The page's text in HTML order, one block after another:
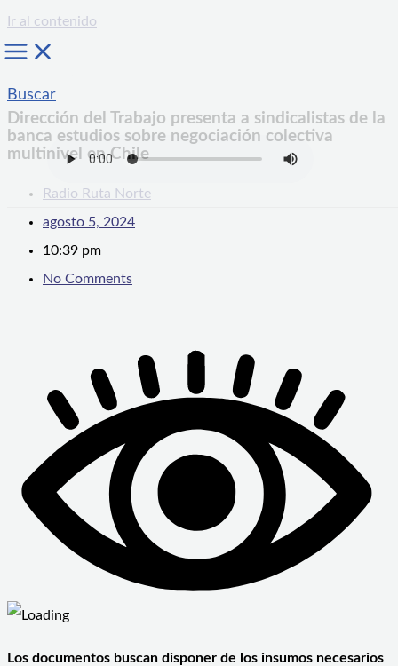
Ir al contenido
Buscar
Dirección del Trabajo presenta a sindicalistas de la
banca estudios sobre negociación colectiva
multinivel en Chile
Radio Ruta Norte
agosto 5, 2024
10:39 pm
No Comments
Los documentos buscan disponer de los insumos necesarios